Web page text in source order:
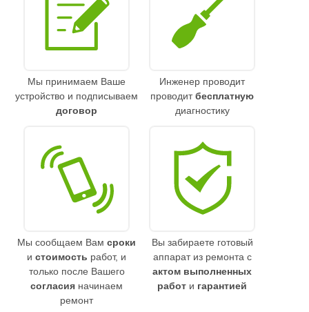
Мы принимаем Ваше
устройство и подписываем
договор
Инженер проводит
проводитбесплатную
диагностику
Мы сообщаем Вам сроки
и стоимость работ, и
только после Вашего
согласия начинаем
ремонт
Вы забираете готовый
аппарат из ремонта с
актом выполненных
работ и гарантией